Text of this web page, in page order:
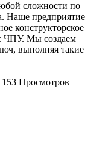
сложности по
Наше предприятие
конструкторское
ЧПУ. Мы создаем
выполняя такие
153 Просмотров